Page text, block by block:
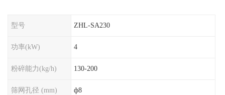
型号 ZHL-SA230
功率(kW) 4
粉碎能力(kg/h) 130-200
筛网孔径 (mm) ф8